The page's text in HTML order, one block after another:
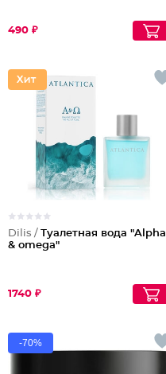
490 ₽
Dilis / Туалетная вода "Alpha
& omega"
1740 ₽
-70%